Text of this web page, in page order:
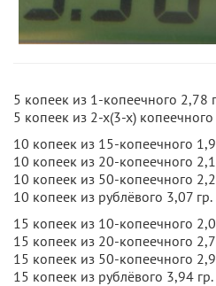
5 копеек из 1-копеечного 2,78
5 копеек из 2-х(3-х)
10 копеек из 15-копеечного
10 копеек из 20-копеечного
10 копеек из 50-копеечного
10 копеек из рублёвого 3,07 гр.
15 копеек из 10-копеечного
15 копеек из 20-копеечного
15 копеек из 50-копеечного
15 копеек из рублёвого 3,94 гр.